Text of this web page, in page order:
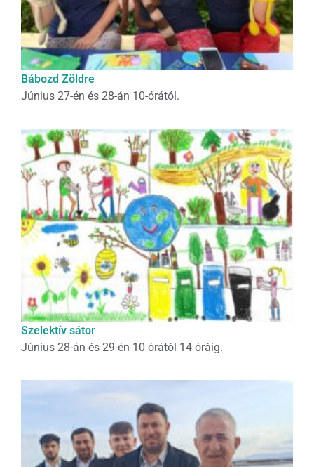
Bábozd Zöldre
Június 27-én és 28-án 10-órától.
Szelektív sátor
Június 28-án és 29-én 10 órától 14 óráig.